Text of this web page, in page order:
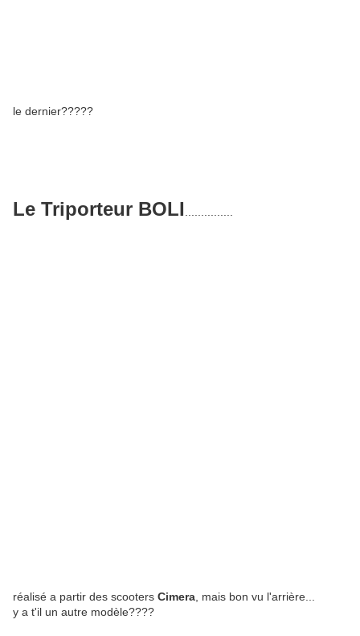
le dernier?????
Le Triporteur BOLI
réalisé a partir des scooters Cimera , mais bon vu l'arrière...
y a t'il un autre modèle????